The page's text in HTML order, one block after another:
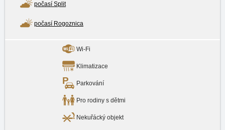
počasí Split
počasí Rogoznica
Wi-Fi
Klimatizace
Parkování
Pro rodiny s dětmi
Nekuřácký objekt